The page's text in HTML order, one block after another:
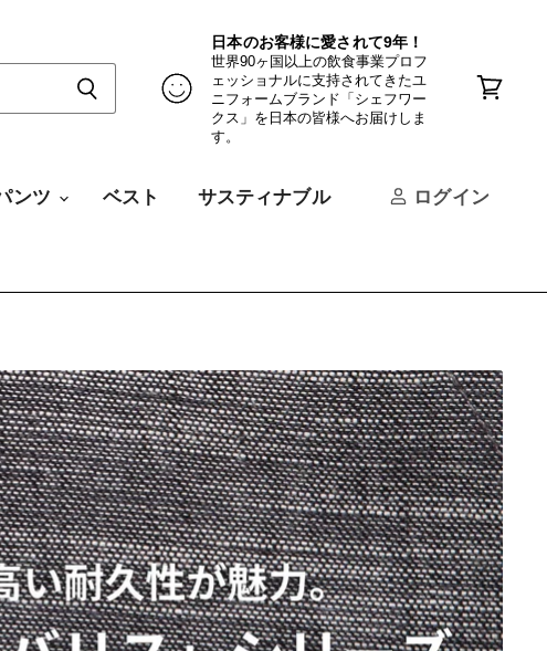
日本のお客様に愛されて9年！
世界90ヶ国以上の飲食事業プロフ
ェッショナルに支持されてきたユ
ニフォームブランド「シェフワー
クス」を日本の皆様へお届けしま
す。
る
ンツ ベスト サスティナブル ログイン